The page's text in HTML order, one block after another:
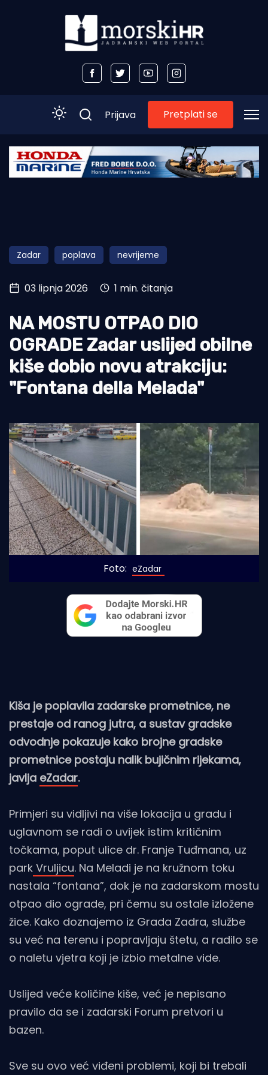
Početna
Obala
Otoci
Turizam i nautika
Pomorstvo
Ribolov
Ekologija
Tradicija i kultura
Prijava Pretplati se
Zadar poplava nevrijeme
03 lipnja 2026 1 min. čitanja
NA MOSTU OTPAO DIO
OGRADE Zadar uslijed obilne
kiše dobio novu atrakciju:
"Fontana della Melada"
Foto: eZadar
Kiša je poplavila zadarske prometnice, ne
prestaje od ranog jutra, a sustav gradske
odvodnje pokazuje kako brojne gradske
prometnice postaju nalik bujičnim rijekama,
javlja eZadar.
Primjeri su vidljivi na više lokacija u gradu i
uglavnom se radi o uvijek istim kritičnim
točkama, poput ulice dr. Franje Tuđmana, uz
park Vruljicu. Na Meladi je na kružnom toku
nastala “fontana”, dok je na zadarskom mostu
otpao dio ograde, pri čemu su ostale izložene
žice. Kako doznajemo iz Grada Zadra, službe
su već na terenu i popravljaju štetu, a radilo se
o naletu vjetra koji je izbio metalne vide.
Uslijed veće količine kiše, već je nepisano
pravilo da se i zadarski Forum pretvori u
bazen.
Sve su ovo već viđeni problemi, koji bi trebali